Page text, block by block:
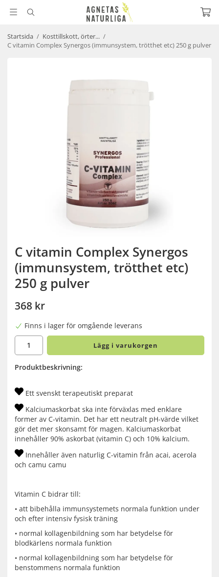
Startsida / Kosttillskott, örter... /
C vitamin Complex Synergos (immunsystem, trötthet etc) 250 g pulver
C vitamin Complex Synergos
(immunsystem, trötthet etc)
250 g pulver
368 kr
Finns i lager för omgående leverans
Lägg i varukorgen
Produktbeskrivning:
Ett svenskt terapeutiskt preparat
Kalciumaskorbat ska inte förväxlas med enklare
former av C-vitamin. Det har ett neutralt pH-värde vilket
gör det mer skonsamt för magen. Kalciumaskorbat
innehåller 90% askorbat (vitamin C) och 10% kalcium.
Innehåller även naturlig C-vitamin från acai, acerola
och camu camu
Vitamin C bidrar till:
• att bibehålla immunsystemets normala funktion under
och efter intensiv fysisk träning
• normal kollagenbildning som har betydelse för
blodkärlens normala funktion
• normal kollagenbildning som har betydelse för
benstommens normala funktion